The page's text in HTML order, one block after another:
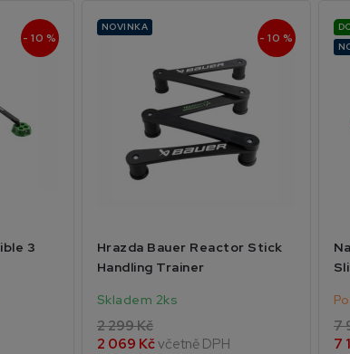
- 10 %
3
NOVINKA
- 10 %
Hrazda Bauer Reactor Stick
Handling Trainer
Skladem 2ks
2 299 Kč
2 069 Kčvčetně DPH
7
7